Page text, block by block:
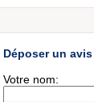
Déposer un
Votre nom: